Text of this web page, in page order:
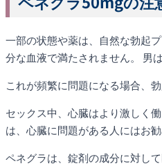
一部の状態や薬は、自然な勃起
分な血液で満たされません。 男
これが頻繁に問題になる場合、
セックス中、心臓はより激しく
は、心臓に問題がある人にはお勧
ペネグラは、錠剤の成分に対し